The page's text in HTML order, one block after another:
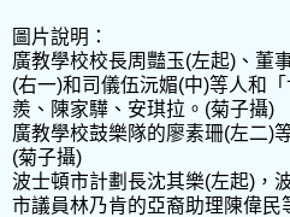
圖片說明：
廣教學校校長周豔玉(左起)、董
(右一)和司儀伍沅媚(中)等人和
羨、陳家驊、安琪拉。(菊子攝)
廣教學校鼓樂隊的廖素珊(左二)
(菊子攝)
波士頓市計劃長沈其樂(左起)，
市議員林乃肯的亞裔助理陳偉民